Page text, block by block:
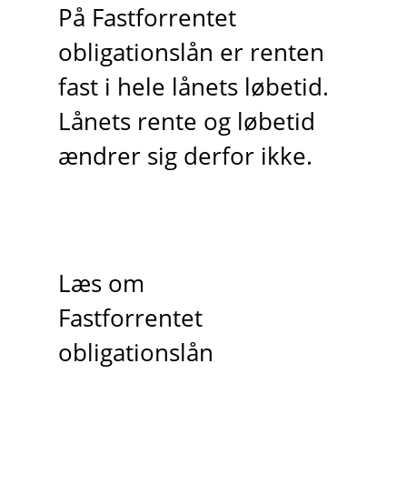
På Fastforrentet
obligationslån er renten
fast i hele lånets løbetid.
Lånets rente og løbetid
ændrer sig derfor ikke.
Læs om
Fastforrentet
obligationslån